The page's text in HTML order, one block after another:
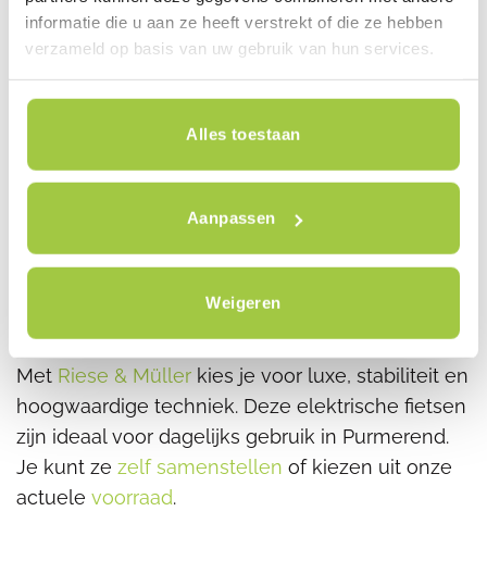
informatie die u aan ze heeft verstrekt of die ze hebben
verzameld op basis van uw gebruik van hun services.
Alles toestaan
Aanpassen
Weigeren
Riese & Müller | Premium comfort
Met Riese & Müller kies je voor luxe, stabiliteit en
hoogwaardige techniek. Deze elektrische fietsen
zijn ideaal voor dagelijks gebruik in Purmerend.
Je kunt ze zelf samenstellen of kiezen uit onze
actuele voorraad.